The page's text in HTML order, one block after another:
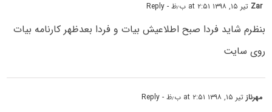
Zar تیر ۱۵, ۱۳۹۸ at ۲:۵۱ ب٫ظ - Reply
بنظرم شاید فردا صبح اطلاعیش بیات و فردا بعدظهر کارنامه بیات
روی سایت
مهرنازتیر ۱۵, ۱۳۹۸ at ۲:۵۱ ب٫ظ - Reply